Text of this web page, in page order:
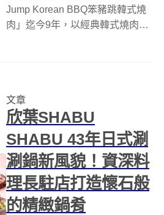
Jump Korean BBQ笨豬跳韓式燒
肉」迄今9年，以經典韓式燒肉與
牌再造，從...
文章
欣葉SHABU
SHABU 43年日式涮
涮鍋新風貌！資深料
理長駐店打造懷石般
的精緻鍋肴